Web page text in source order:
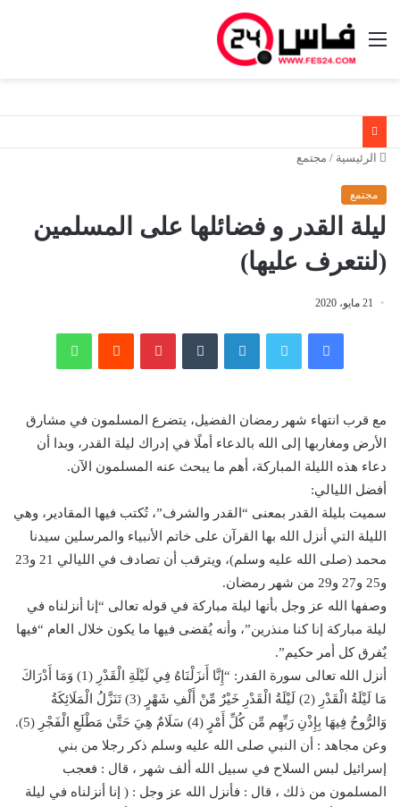
القائمة
الرئيسية / مجتمع
مجتمع
ليلة القدر و فضائلها على المسلمين
(لنتعرف عليها)
21 مايو، 2020
فيسبوك لينكدإن بينتيريست
مع قرب انتهاء شهر رمضان الفضيل، يتضرع المسلمون في مشارق
الأرض ومغاربها إلى الله بالدعاء أملًا في إدراك ليلة القدر، وبدا أن
دعاء هذه الليلة المباركة، أهم ما يبحث عنه المسلمون الآن.
أفضل الليالي:
سميت بليلة القدر بمعنى “القدر والشرف”، تُكتب فيها المقادير، وهي
الليلة التي أنزل الله بها القرآن على خاتم الأنبياء والمرسلين سيدنا
محمد (صلى الله عليه وسلم)، ويترقب أن تصادف في الليالي 21 و23
و25 و27 و29 من شهر رمضان.
وصفها الله عز وجل بأنها ليلة مباركة في قوله تعالى “إنا أنزلناه في
ليلة مباركة إنا كنا منذرين”، وأنه يُقضى فيها ما يكون خلال العام “فيها
يٌفرق كل أمر حكيم”.
أنزل الله تعالى سورة القدر: “إِنَّا أَنزَلْنَاهُ فِي لَيْلَةِ الْقَدْرِ (1) وَمَا أَدْرَاكَ
مَا لَيْلَةُ الْقَدْرِ (2) لَيْلَةُ الْقَدْرِ خَيْرٌ مِّنْ أَلْفِ شَهْرٍ (3) تَنَزَّلُ الْمَلَائِكَةُ
وَالرُّوحُ فِيهَا بِإِذْنِ رَبِّهِم مِّن كُلِّ أَمْرٍ (4) سَلَامٌ هِيَ حَتَّىٰ مَطْلَعِ الْفَجْرِ (5).
وعن مجاهد : أن النبي صلى الله عليه وسلم ذكر رجلا من بني
إسرائيل لبس السلاح في سبيل الله ألف شهر ، قال : فعجب
المسلمون من ذلك ، قال : فأنزل الله عز وجل : ( إنا أنزلناه في ليلة